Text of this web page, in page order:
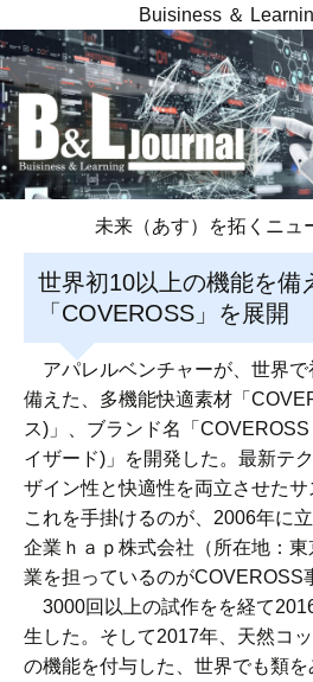
Buisiness ＆
未来（あす）を拓くニュ
世界初10以上の機能を備
「COVEROSS」を展開
アパレルベンチャーが、世界で
備えた、多機能快適素材「
ス)」、ブランド名「
イザード)」を開発した。最新テ
ザイン性と快適性を両立させたサ
これを手掛けるのが、2006年に
企業ｈａｐ株式会社（所在地：
業を担っているのがCOVEROSS
3000回以上の試作をを経て
生した。そして2017年、天然コ
の機能を付与した、世界でも類